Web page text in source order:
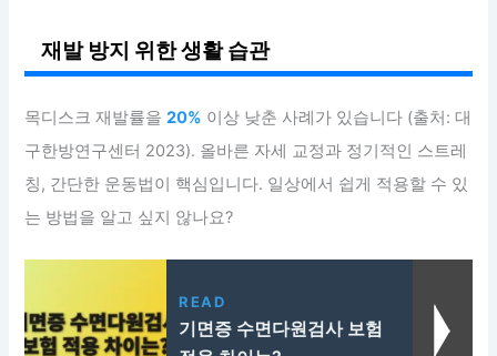
재발 방지 위한 생활 습관
목디스크 재발률을20% 이상 낮춘 사례가 있습니다 (출처: 대
구한방연구센터 2023). 올바른 자세 교정과 정기적인 스트레
칭, 간단한 운동법이 핵심입니다. 일상에서 쉽게 적용할 수 있
는 방법을 알고 싶지 않나요?
READ
기면증 수면다원검사 보험